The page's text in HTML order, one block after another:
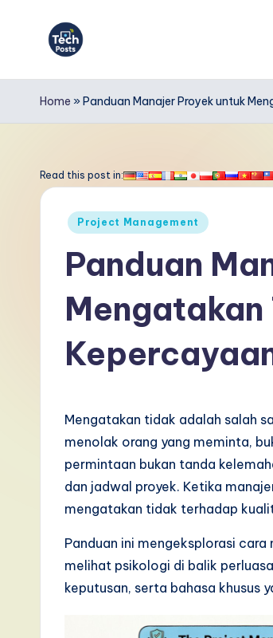
T
e
h
si
Home » Panduan Manajer Proyek untuk
Read this post in:
Posted
Project Management
Panduan
Mengatakan tidak adalah salah
menolak orang yang meminta,
permintaan bukan tanda
dan jadwal proyek. Ketika
mengatakan tidak terhadap
Panduan ini mengeksplorasi
melihat psikologi di balik
keputusan, serta bahasa khusus